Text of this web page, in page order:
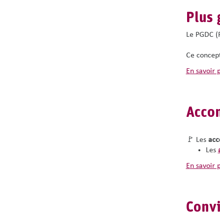
Plus
Le PGDC
Ce
Un
Par
🚩
en savoir
🚩 Les
Les
Les
en savoir